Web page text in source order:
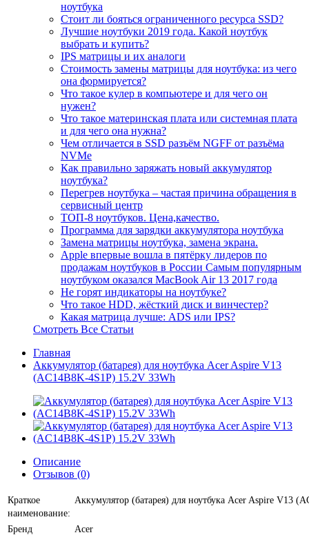
ноутбука
Стоит ли бояться ограниченного ресурса SSD?
Лучшие ноутбуки 2019 года. Какой ноутбук
выбрать и купить?
IPS матрицы и их аналоги
Стоимость замены матрицы для ноутбука: из чего
она формируется?
Что такое кулер в компьютере и для чего он
нужен?
Что такое материнская плата или системная плата
и для чего она нужна?
Чем отличается в SSD разъём NGFF от разъёма
NVMe
Как правильно заряжать новый аккумулятор
ноутбука?
Перегрев ноутбука – частая причина обращения в
сервисный центр
ТОП-8 ноутбуков. Цена,качество.
Программа для зарядки аккумулятора ноутбука
Замена матрицы ноутбука, замена экрана.
Apple впервые вошла в пятёрку лидеров по
продажам ноутбуков в России Самым популярным
ноутбуком оказался MacBook Air 13 2017 года
Не горят индикаторы на ноутбуке?
Что такое HDD, жёсткий диск и винчестер?
Какая матрица лучше: ADS или IPS?
Смотреть Все Статьи
Главная
Аккумулятор (батарея) для ноутбука Acer Aspire V13
(AC14B8K-4S1P) 15.2V 33Wh
Описание
Отзывов (0)
Краткое
наименование:
Аккумулятор (батарея) для ноутбука Acer Aspire V13
Бренд
Acer